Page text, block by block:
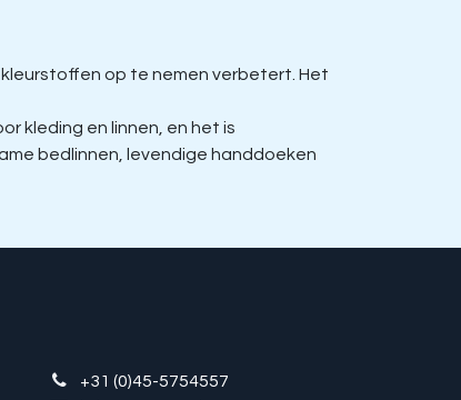
op te nemen verbetert. Het
kleding en linnen, en het is
bedlinnen, levendige handdoeken
+31 (0)45-5754557